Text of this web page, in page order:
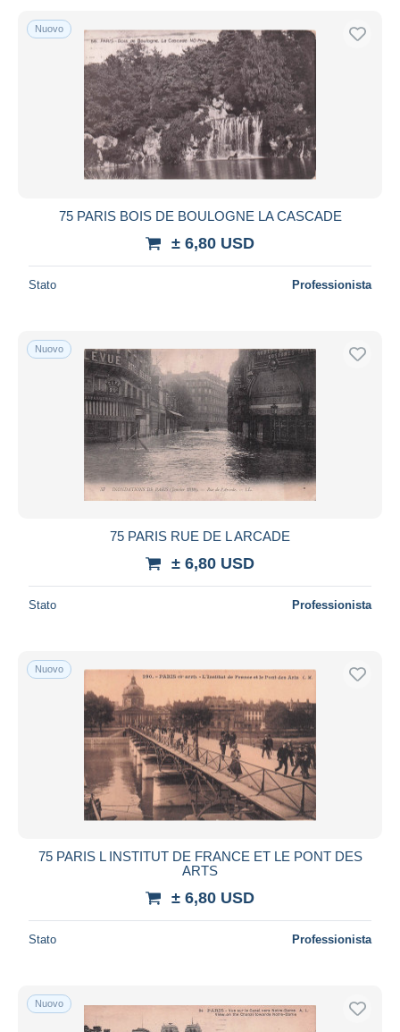
Nuovo
75 PARIS BOIS DE BOULOGNE LA CASCADE
± 6,80 USD
Stato Professionista
Nuovo
75 PARIS RUE DE L ARCADE
± 6,80 USD
Stato Professionista
Nuovo
75 PARIS L INSTITUT DE FRANCE ET LE PONT DES
ARTS
± 6,80 USD
Stato Professionista
Nuovo